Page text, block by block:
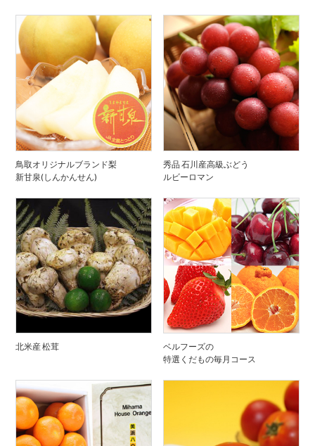
鳥取オリジナルブランド梨
新甘泉(しんかんせん)
秀品 石川産高級ぶどう
ルビーロマン
北米産 松茸
ベルフーズの
特選くだもの毎月コース